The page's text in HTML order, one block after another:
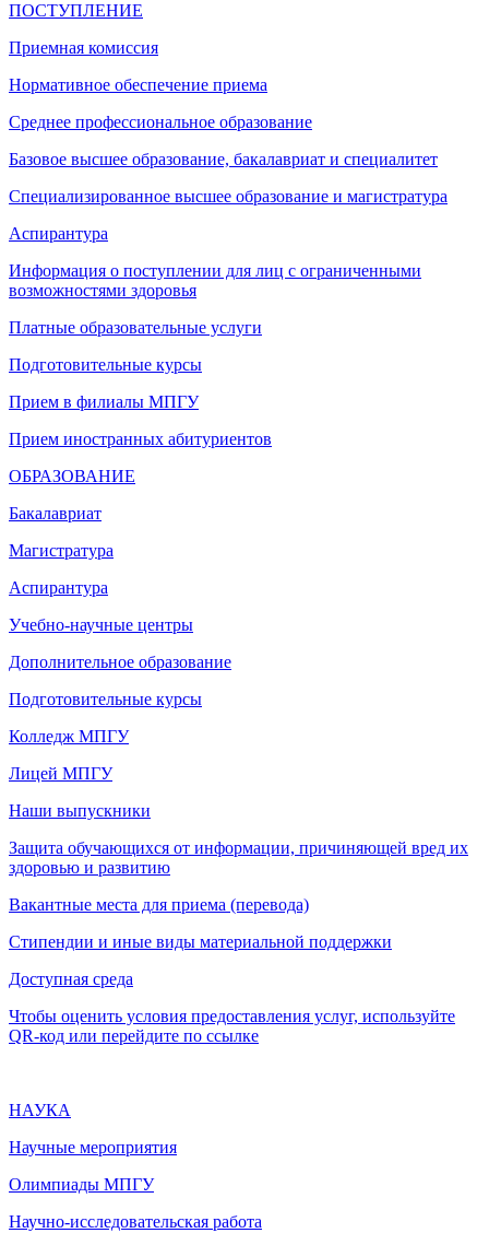
ПОСТУПЛЕНИЕ
Приемная комиссия
Нормативное обеспечение приема
Среднее профессиональное образование
Базовое высшее образование, бакалавриат и специалитет
Специализированное высшее образование и магистратура
Аспирантура
Информация о поступлении для лиц с ограниченными
возможностями здоровья
Платные образовательные услуги
Подготовительные курсы
Прием в филиалы МПГУ
Прием иностранных абитуриентов
ОБРАЗОВАНИЕ
Бакалавриат
Магистратура
Аспирантура
Учебно-научные центры
Дополнительное образование
Подготовительные курсы
Колледж МПГУ
Лицей МПГУ
Наши выпускники
Защита обучающихся от информации, причиняющей вред их
здоровью и развитию
Вакантные места для приема (перевода)
Стипендии и иные виды материальной поддержки
Доступная среда
Чтобы оценить условия предоставления услуг, используйте
QR-код или перейдите по ссылке
НАУКА
Научные мероприятия
Олимпиады МПГУ
Научно-исследовательская работа